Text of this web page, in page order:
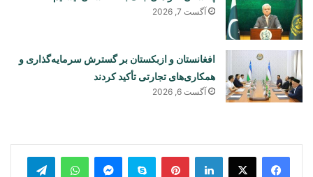
آگست 7, 2026
افغانستان و ازبکستان بر گسترش سرمایه‌گذاری و
همکاری‌های تجارتی تأکید کردند
آگست 6, 2026
LinkedIn
Pinterest
Skype
Messenger
WhatsApp